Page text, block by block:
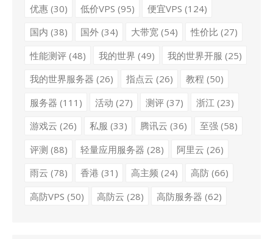
优惠(30) 低价VPS (95) 便宜VPS (124)
国内 (38) 国外(34) 大带宽(54) 性价比 (27)
性能测评(48) 我的世界 (49) 我的世界开服 (25)
我的世界服务器 (26) 指点云 (26) 教程 (50)
服务器 (111) 活动 (27) 测评(37) 浙江 (23)
游戏云 (26) 私服 (33) 腾讯云 (36) 至强 (58)
评测 (88) 轻量应用服务器 (28) 阿里云 (26)
雨云 (78) 香港 (31) 高主频 (24) 高防(66)
高防VPS (50) 高防云 (28) 高防服务器 (62)